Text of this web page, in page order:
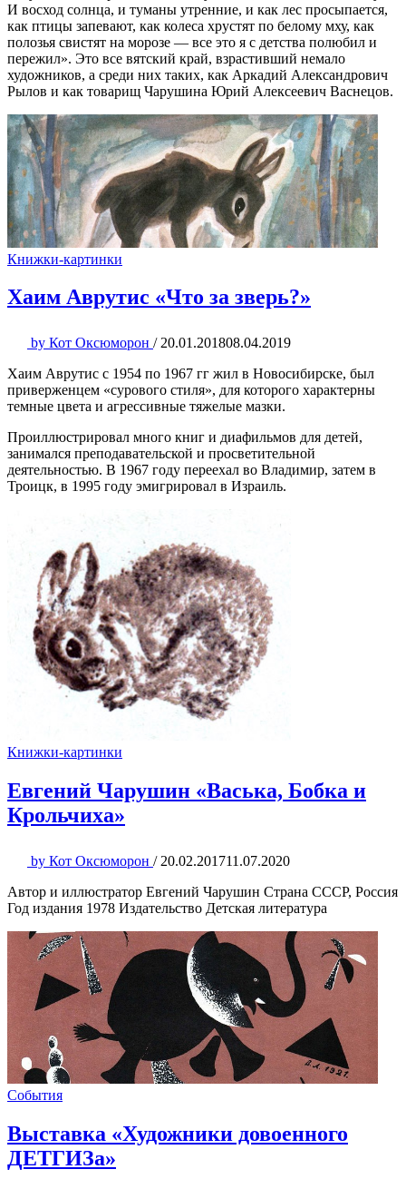
И восход солнца, и туманы утренние, и как лес просыпается,
как птицы запевают, как колеса хрустят по белому мху, как
полозья свистят на морозе — все это я с детства полюбил и
пережил». Это все вятский край, взрастивший немало
художников, а среди них таких, как Аркадий Александрович
Рылов и как товарищ Чарушина Юрий Алексеевич Васнецов.
Книжки-картинки
Хаим Аврутис «Что за зверь?»
by Кот Оксюморон / 20.01.201808.04.2019
Хаим Аврутис с 1954 по 1967 гг жил в Новосибирске, был
приверженцем «сурового стиля», для которого характерны
темные цвета и агрессивные тяжелые мазки.
Проиллюстрировал много книг и диафильмов для детей,
занимался преподавательской и просветительной
деятельностью. В 1967 году переехал во Владимир, затем в
Троицк, в 1995 году эмигрировал в Израиль.
Книжки-картинки
Евгений Чарушин «Васька, Бобка и
Крольчиха»
by Кот Оксюморон / 20.02.201711.07.2020
Автор и иллюстратор Евгений Чарушин Страна СССР, Россия
Год издания 1978 Издательство Детская литература
События
Выставка «Художники довоенного
ДЕТГИЗа»